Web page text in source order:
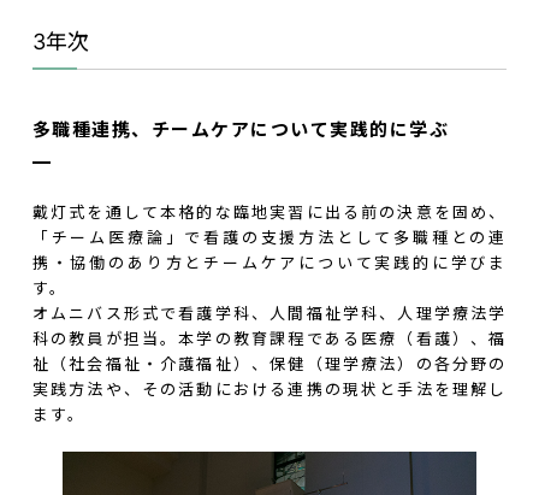
3年次
多職種連携、チームケアについて実践的に学ぶ
戴灯式を通して本格的な臨地実習に出る前の決意を固め、
「チーム医療論」で看護の支援方法として多職種との連
携・協働のあり方とチームケアについて実践的に学びま
す。
オムニバス形式で看護学科、人間福祉学科、人理学療法学
科の教員が担当。本学の教育課程である医療（看護）、福
祉（社会福祉・介護福祉）、保健（理学療法）の各分野の
実践方法や、その活動における連携の現状と手法を理解し
ます。